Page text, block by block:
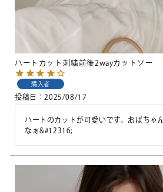
ハートカット刺繍前後2wayカットソー
購入者
投稿日 2025/08/17
ハートのカットが可愛いです。おばちゃ
なぁ&#12316;